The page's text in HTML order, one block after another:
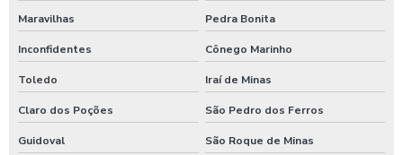
Maravilhas Pedra Bonita
Inconfidentes Cônego Marinho
Toledo Iraí de Minas
Claro dos Poções São Pedro dos Ferros
Guidoval São Roque de Minas